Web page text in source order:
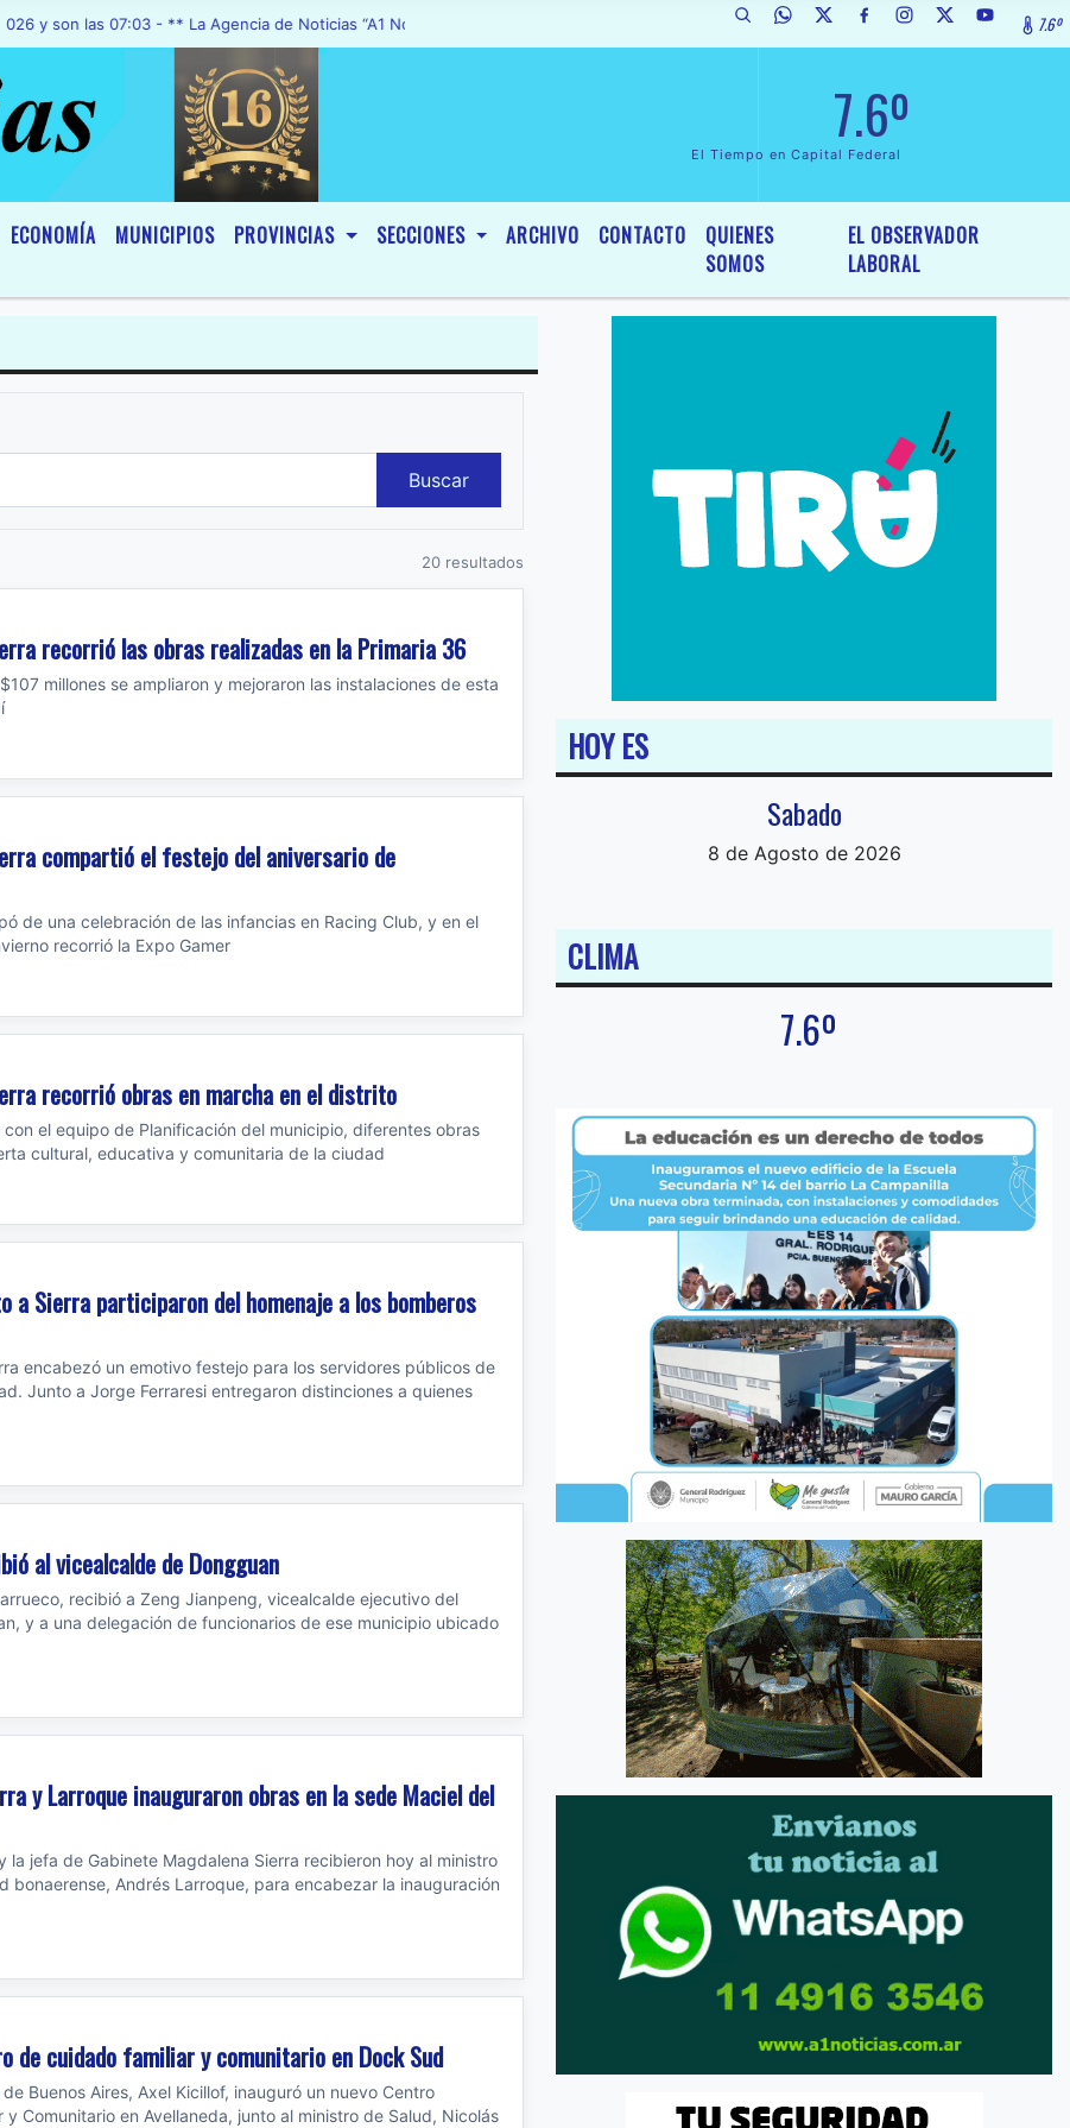
07:03 - ** La Agencia de Noticias “A1 Noticias”, fue declarada de Interés General y Legislativo, por Ordenanza Nº 6236/19 del HCD de 7.6º
7.6º
El Tiempo en Capital Federal
ECONOMÍA MUNICIPIOS PROVINCIAS SECCIONES ARCHIVO CONTACTO
QUIENES
SOMOS
EL OBSERVADOR
LABORAL
Buscar
20 resultados
recorrió las obras realizadas en la Primaria 36
millones se ampliaron y mejoraron las instalaciones de esta
compartió el festejo del aniversario de
de una celebración de las infancias en Racing Club, y en el
recorrió la Expo Gamer
recorrió obras en marcha en el distrito
el equipo de Planificación del municipio, diferentes obras
cultural, educativa y comunitaria de la ciudad
a Sierra participaron del homenaje a los bomberos
encabezó un emotivo festejo para los servidores públicos de
Junto a Jorge Ferraresi entregaron distinciones a quienes
al vicealcalde de Dongguan
recibió a Zeng Jianpeng, vicealcalde ejecutivo del
y a una delegación de funcionarios de ese municipio ubicado
y Larroque inauguraron obras en la sede Maciel del
la jefa de Gabinete Magdalena Sierra recibieron hoy al ministro
bonaerense, Andrés Larroque, para encabezar la inauguración
de cuidado familiar y comunitario en Dock Sud
Buenos Aires, Axel Kicillof, inauguró un nuevo Centro
y Comunitario en Avellaneda, junto al ministro de Salud, Nicolás
HOY ES
Sabado
8 de Agosto de 2026
CLIMA
7.6º